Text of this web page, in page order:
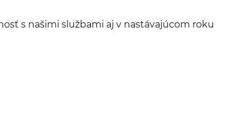
s našimi službami aj v nastávajúcom roku